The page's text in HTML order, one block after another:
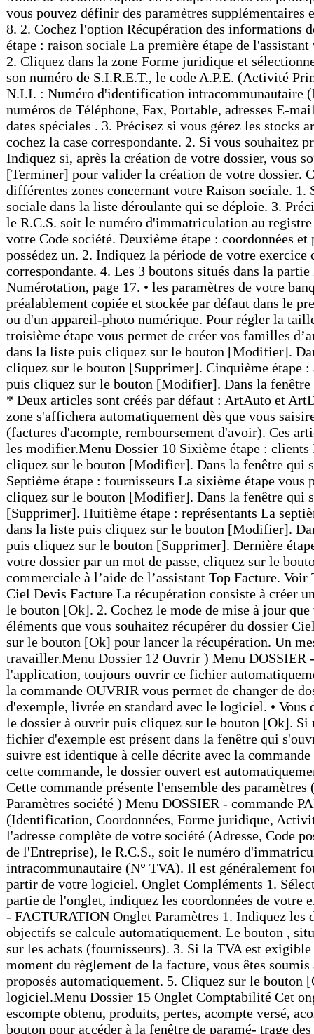
l'application, toujours ouvrir ce fichier
la commande OUVRIR vous permet de changer de
d'exemple, livrée en standard avec le logiciel. • Vous
le dossier à ouvrir puis cliquez sur le bouton [Ok]. Si
fichier d'exemple est présent dans la fenêtre qui
suivre est identique à celle décrite avec la
cette commande, le dossier ouvert est
Cette commande présente l'ensemble des paramètres (Société, Facturation, Numérotation, Banque) du dossier. Vous retrouvez les paramètres que vous définissez lors de la création du dossier à l'aide de l'assistant de création. Paramètres société ) Menu DOSSIER - commande PARAMÈTRES - SOCIÉTÉ On entend par paramètres les diverses informations dont votre logiciel a besoin pour fonctionner. Il s'agit des éléments permettant d’identifier votre société (Identification, Coordonnées, Forme juridique, Activité, Responsable), des coordonnées de votre expert comptable, du logo de votre société. Onglet Coordonnées 1. Saisissez la Raison sociale de votre entreprise. 2. Précisez ensuite l'adresse complète de votre société (Adresse, Code postal et Ville) et ses coordonnées (Téléphone, Télécopie, adresse e-mail, etc). 3. Indiquez le Capital, le Numéro de SIRET de l'établissement ainsi que le code APE (Activité Principale de l'Entreprise), le R.C.S., soit le numéro d'immatriculation au Registre du Commerce et des Sociétés. Ces informations sont fournies sur votre extrait K-Bis. 4. Vous devez saisir votre N.I.I : Numéro d'identification intracommunautaire (N° TVA). Il est généralement fourni par le centre des impôts auprès duquel vous réglez la TVA. * La plupart des informations définies dans cette étape seront récupérées sur les états et éditions que vous effectuez à partir de votre logiciel. Onglet Compléments 1. Sélectionnez à l'aide du menu déroulant la Forme juridique de votre entreprise. 2. Précisez ensuite son Activité. 3. Indiquez ensuite le titre et le nom Responsable. 4. Dans la deuxième partie de l'onglet, indiquez les coordonnées de votre expert comptable.Menu Dossier 14 Onglet Logos Dans cet onglet vous pouvez insérer le Logo de votre société. Paramètres Facturation ) Menu DOSSIER - commande PARAMÈTRES - FACTURATION Onglet Paramètres 1. Indiquez les dates suivantes : • dates de Début et de fin de l'exercice courant de votre société, • dates de Début et de fin de période de saisie • date de Début des objectifs. * La date de Fin des objectifs se calcule automatiquement. Le bouton , situé en fin de zone, vous permet de consulter le calendrier et de choisir une date. TVA sur ventes / TVA sur achats 2. Définissez dans cette zone le type de TVA sur les ventes (clients) et sur